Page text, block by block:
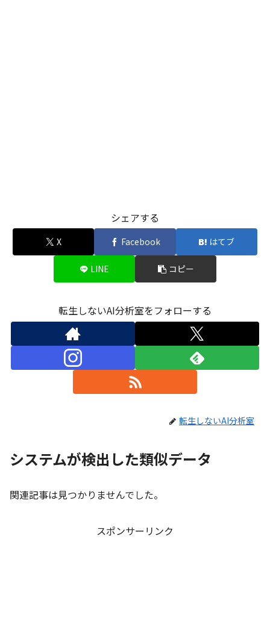
シェアする
X Facebook はてブ
LINE コピー
転生しないAI分析室をフォローする
転生しないAI分析室
システムが検出した類似データ
関連記事は見つかりませんでした。
スポンサーリンク